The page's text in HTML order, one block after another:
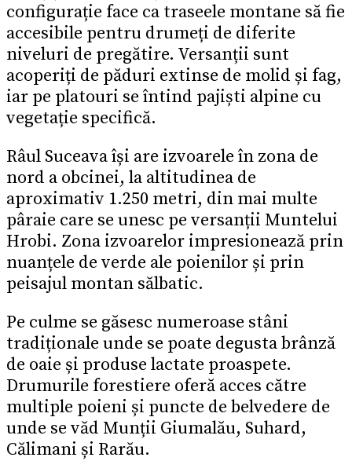
configurație face ca traseele montane să fie
accesibile pentru drumeți de diferite
niveluri de pregătire. Versanții sunt
acoperiți de păduri extinse de molid și fag,
iar pe platouri se întind pajiști alpine cu
vegetație specifică.
Râul Suceava își are izvoarele în zona de
nord a obcinei, la altitudinea de
aproximativ 1.250 metri, din mai multe
pâraie care se unesc pe versanții Muntelui
Hrobi. Zona izvoarelor impresionează prin
nuanțele de verde ale poienilor și prin
peisajul montan sălbatic.
Pe culme se găsesc numeroase stâni
tradiționale unde se poate degusta brânză
de oaie și produse lactate proaspete.
Drumurile forestiere oferă acces către
multiple poieni și puncte de belvedere de
unde se văd Munții Giumalău, Suhard,
Călimani și Rarău.